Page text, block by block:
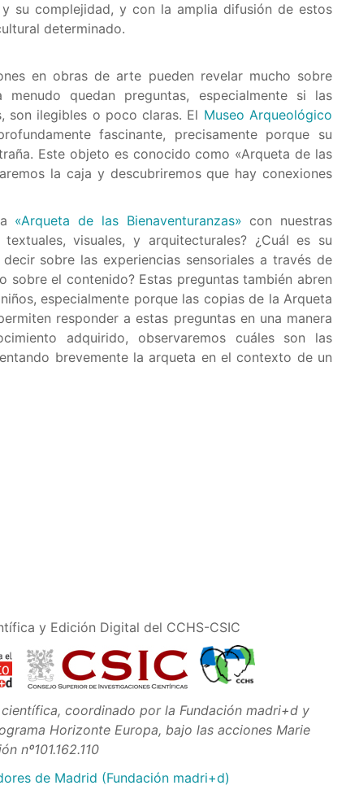
su complejidad, y con la amplia difusión de estos
determinado.
en obras de arte pueden revelar mucho sobre
quedan preguntas, especialmente si las
son ilegibles o poco claras. El Museo Arqueológico
fascinante, precisamente porque su
Este objeto es conocido como «Arqueta de las
la caja y descubriremos que hay conexiones
«Arqueta de las Bienaventuranzas» con nuestras
visuales, y arquitecturales? ¿Cuál es su
sobre las experiencias sensoriales a través de
sobre el contenido? Estas preguntas también abren
especialmente porque las copias de la Arqueta
responder a estas preguntas en una manera
adquirido, observaremos cuáles son las
brevemente la arqueta en el contexto de un
y Edición Digital del CCHS-CSIC
coordinado por la Fundación madri+d y
Horizonte Europa, bajo las acciones Marie
nº101.162.110
de Madrid (Fundación madri+d)